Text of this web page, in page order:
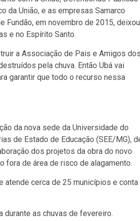
União, e as empresas Samarco
Fundão, em novembro de 2015, deixou
e no Espírito Santo.
a Associação de Pais e Amigos
pela chuva. Então Ubá vai
garantir que todo o recurso nessa
da nova sede da Universidade do
de Estado de Educação (SEE/MG),
dos projetos da obra do novo
fora de área de risco de alagamento.
atende cerca de 25 municípios e conta
as chuvas de fevereiro.